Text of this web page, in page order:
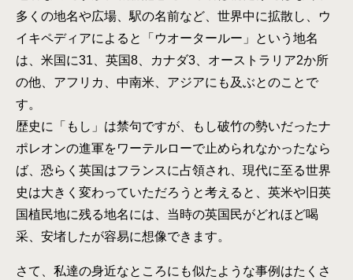
多くの地名や広場、駅の名前など、世界中に拡散し、ウ
イキペディアによると「ウオータールー」という地名
は、米国に31、英国8、カナダ3、オーストラリア2か所
の他、アフリカ、中南米、アジアにも及ぶとのことで
す。
歴史に「もし」は禁句ですが、もし破竹の勢いだったナ
ポレオンの進軍をワーテルローで止められなかったなら
ば、恐らく英国はフランスに占領され、現代に至る世界
史は大きく変わっていただろうと考えると、英米や旧英
国植民地に残る地名には、当時の英国民がどれほど喝
采、安堵したが容易に想像できます。
さて、私達の身近なところにも似たような事例はたくさ